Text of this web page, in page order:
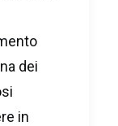
dei
in